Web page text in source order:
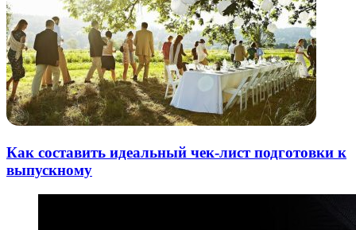
Как составить идеальный чек-лист подготовки к
выпускному